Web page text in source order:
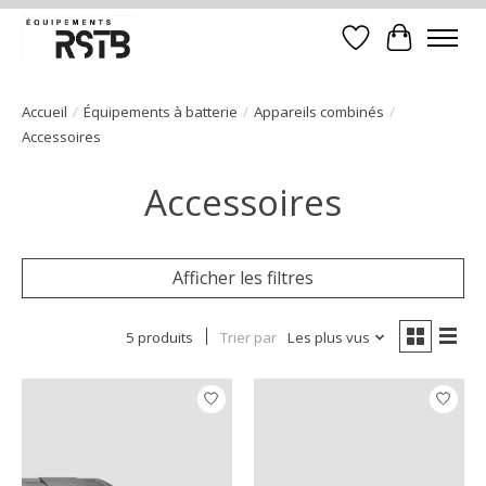
Liste dePanier
Accueil / Équipements à batterie / Appareils combinés /
Accessoires
Accessoires
Afficher les filtres
5 produits Trier par Les plus vus